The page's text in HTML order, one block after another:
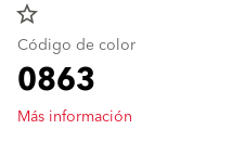
star_border
Código de color
0863
Más información